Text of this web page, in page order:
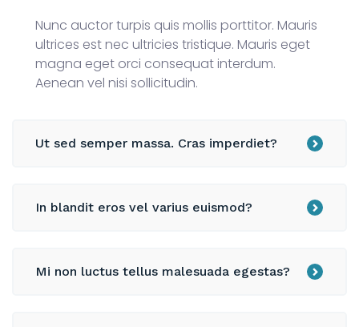
Nunc auctor turpis quis mollis porttitor. Mauris
ultrices est nec ultricies tristique. Mauris eget
magna eget orci consequat interdum.
Aenean vel nisi sollicitudin.
Ut sed semper massa. Cras imperdiet?
In blandit eros vel varius euismod?
Mi non luctus tellus malesuada egestas?